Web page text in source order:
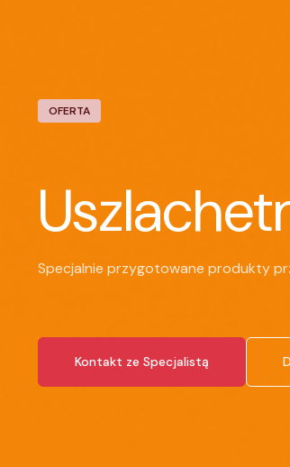
OFERTA
Specjalnie przygotowane produkty
Kontakt ze Specjalistą